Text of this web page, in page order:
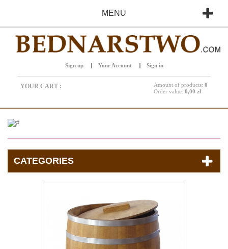
MENU
Sign up Your Account Sign in
YOUR CART : Amount of products: 0
Order value: 0,00 zł
CATEGORIES